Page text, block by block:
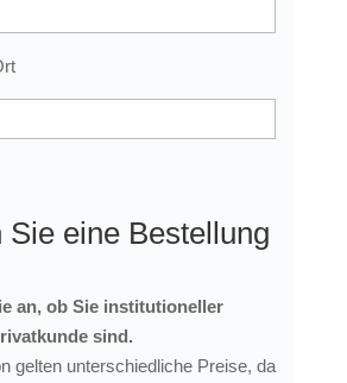
Sie eine Bestellung
an, ob Sie institutioneller
sind.
gelten unterschiedliche Preise, da